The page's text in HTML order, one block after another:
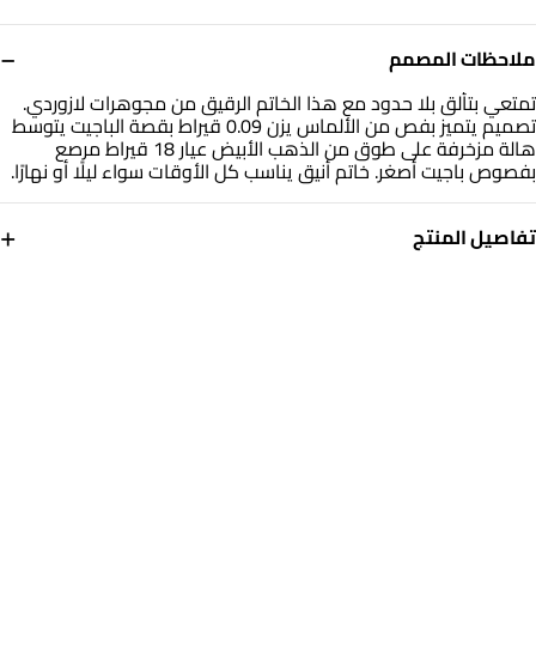
ملاحظات المصمم −
تمتعي بتألق بلا حدود مع هذا الخاتم الرقيق من مجوهرات لازوردي.
تصميم يتميز بفص من الألماس يزن 0.09 قيراط بقصة الباجيت يتوسط
هالة مزخرفة على طوق من الذهب الأبيض عيار 18 قيراط مرصع
بفصوص باجيت أصغر. خاتم أنيق يناسب كل الأوقات سواء ليلًا أو نهارًا.
تفاصيل المنتج
+